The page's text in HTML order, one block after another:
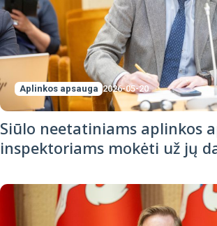
Aplinkos apsauga 2026-05-20
Siūlo neetatiniams aplinkos
inspektoriams mokėti už jų